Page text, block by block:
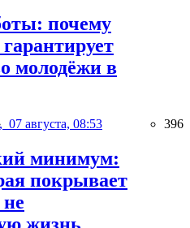
почему
молодёжи в
07 августа, 08:53 396
минимум:
покрывает